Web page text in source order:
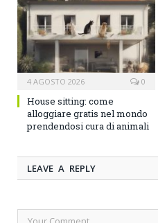
4 AGOSTO 2026 0
House sitting: come
alloggiare gratis nel mondo
prendendosi cura di animali
LEAVE A REPLY